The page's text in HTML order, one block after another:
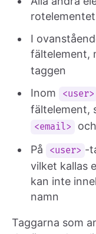
I
fältelement,
taggen
Inom
<user>
fältelement,
<email> och
På <user> -
vilket kallas
kan inte
namn
Taggarna som